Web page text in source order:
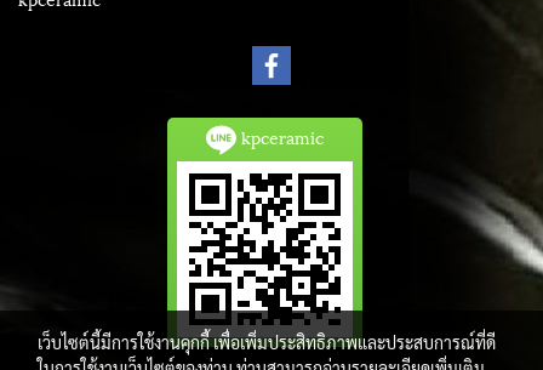
kpceramic
เว็บไซต์นี้มีการใช้งานคุกกี้ เพื่อเพิ่มประสิทธิภาพและประสบการณ์ที่ดี